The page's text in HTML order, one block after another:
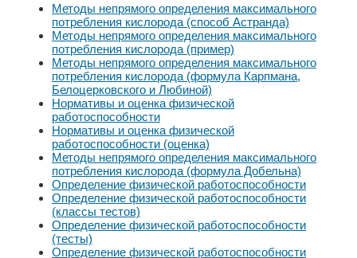
Методы непрямого определения максимального
потребления кислорода (способ Астранда)
Методы непрямого определения максимального
потребления кислорода (пример)
Методы непрямого определения максимального
потребления кислорода (формула Карпмана,
Белоцерковского и Любиной)
Нормативы и оценка физической
работоспособности
Нормативы и оценка физической
работоспособности (оценка)
Методы непрямого определения максимального
потребления кислорода (формула Добельна)
Определение физической работоспособности
Определение физической работоспособности
(классы тестов)
Определение физической работоспособности
(тесты)
Определение физической работоспособности